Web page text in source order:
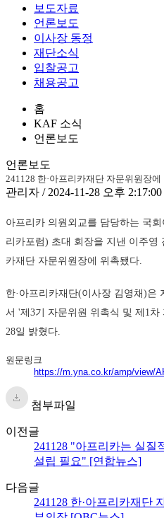
보도자료
언론보도
이사장 동정
재단소식
입찰공고
채용공고
홈
KAF 소식
언론보도
언론보도
241128 한·아프리카재단 자문위원장
관리자 / 2024-11-28 오후 2:17:00
아프리카 의원외교를 담당하는 국
리카포럼) 초대 회장을 지낸 이주영
카재단 자문위원장에 위촉됐다.
한·아프리카재단(이사장 김영채)은
서 '제3기 자문위원 위촉식 및 제1
28일 밝혔다.
원문링크
https://m.yna.co.kr/amp/view/
첨부파일
이전글
241128 "아프리카는 실
설립 필요" [연합뉴스]
다음글
241128 한·아프리카재단